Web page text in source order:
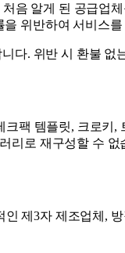
음 알게 된 공급업
위반하여 서비스
다. 위반 시 환불
팩 템플릿, 크로
리로 재구성할 수 없
제3자 제조업체,